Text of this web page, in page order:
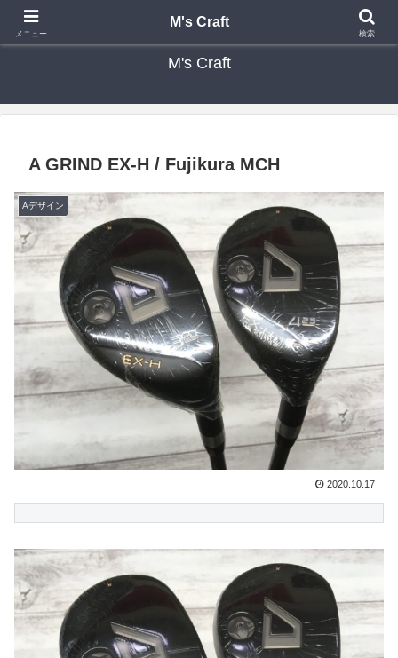
カスタムクラブ・リシャフト・修理 専門店 ゴルフ工房 エムズクラフト
M's Craft
A GRIND EX-H / Fujikura MCH
Aデザイン
2020.10.17
メニュー
M's Craft
検索